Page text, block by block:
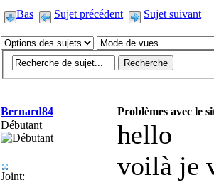
Bas Sujet précédent Sujet suivant
Bernard84
Problèmes avec le
Débutant
Joint:
hello
voilà je